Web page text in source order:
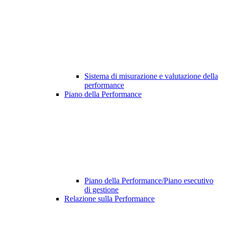
Sistema di misurazione e valutazione della
performance
Piano della Performance
Piano della Performance/Piano esecutivo
di gestione
Relazione sulla Performance